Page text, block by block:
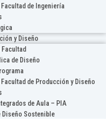
de Ingeniería
y Diseño
de Diseño
de Producción y Diseño
de Aula – PIA
Diseño Sostenible